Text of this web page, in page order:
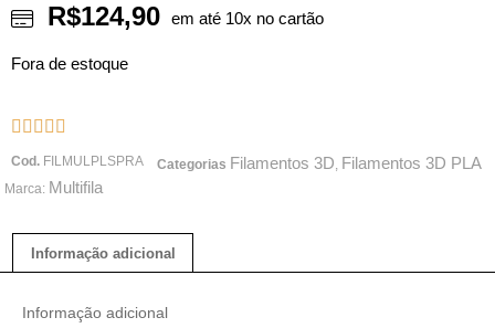
    
Cod. FILMULPLSPRA Categorias Filamentos 3D, Filamentos 3D PLA
Marca: Multifila
R$124,90 em até 10x no cartão
Fora de estoque
Informação adicional
Informação adicional